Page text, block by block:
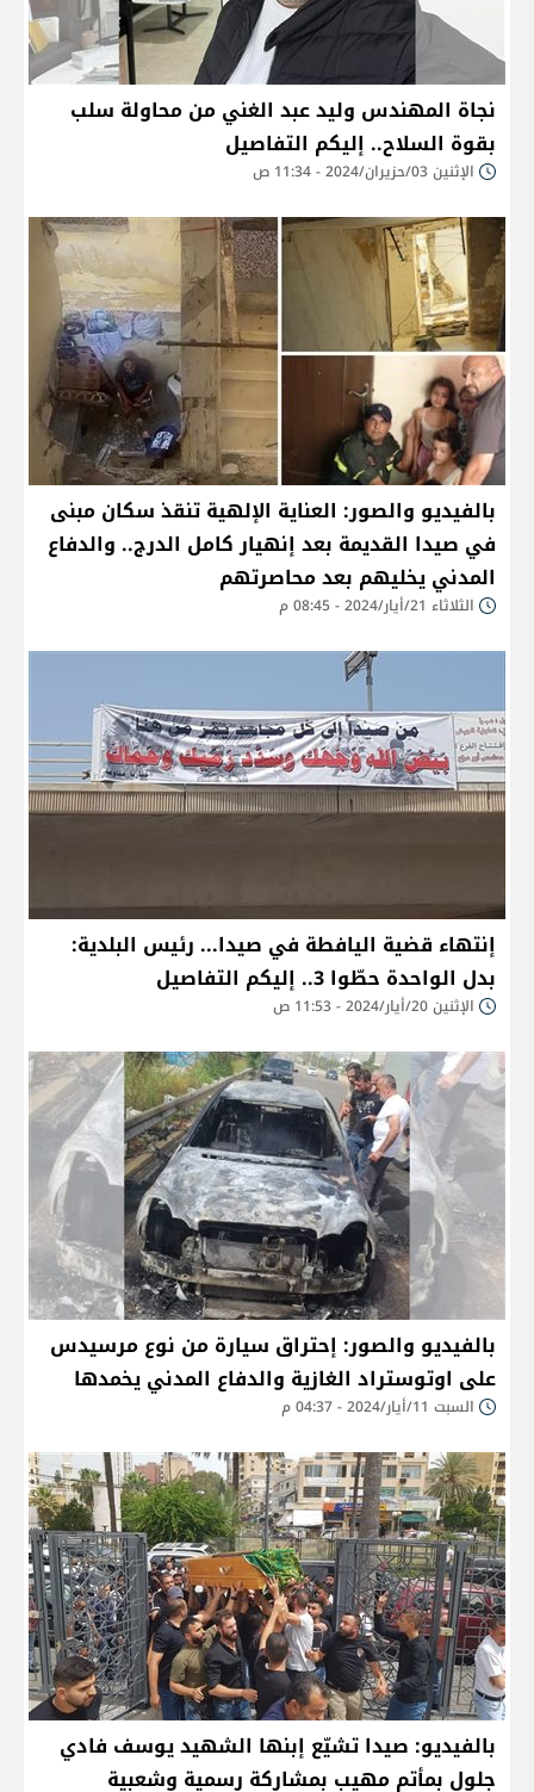
نجاة المهندس وليد عبد الغني من محاولة سلب
بقوة السلاح.. إليكم التفاصيل
الإثنين 03/حزيران/2024 - 11:34 ص
بالفيديو والصور: العناية الإلهية تنقذ سكان مبنى
في صيدا القديمة بعد إنهيار كامل الدرج.. والدفاع
المدني يخليهم بعد محاصرتهم
الثلاثاء 21/أيار/2024 - 08:45 م
إنتهاء قضية اليافطة في صيدا... رئيس البلدية:
بدل الواحدة حطّوا 3.. إليكم التفاصيل
الإثنين 20/أيار/2024 - 11:53 ص
بالفيديو والصور: إحتراق سيارة من نوع مرسيدس
على اوتوستراد الغازية والدفاع المدني يخمدها
السبت 11/أيار/2024 - 04:37 م
بالفيديو: صيدا تشيّع إبنها الشهيد يوسف فادي
جلول بمأتم مهيب بمشاركة رسمية وشعبية